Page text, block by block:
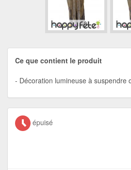
Ce que contient le produit
Décoration lumineuse à suspendre
épuisé